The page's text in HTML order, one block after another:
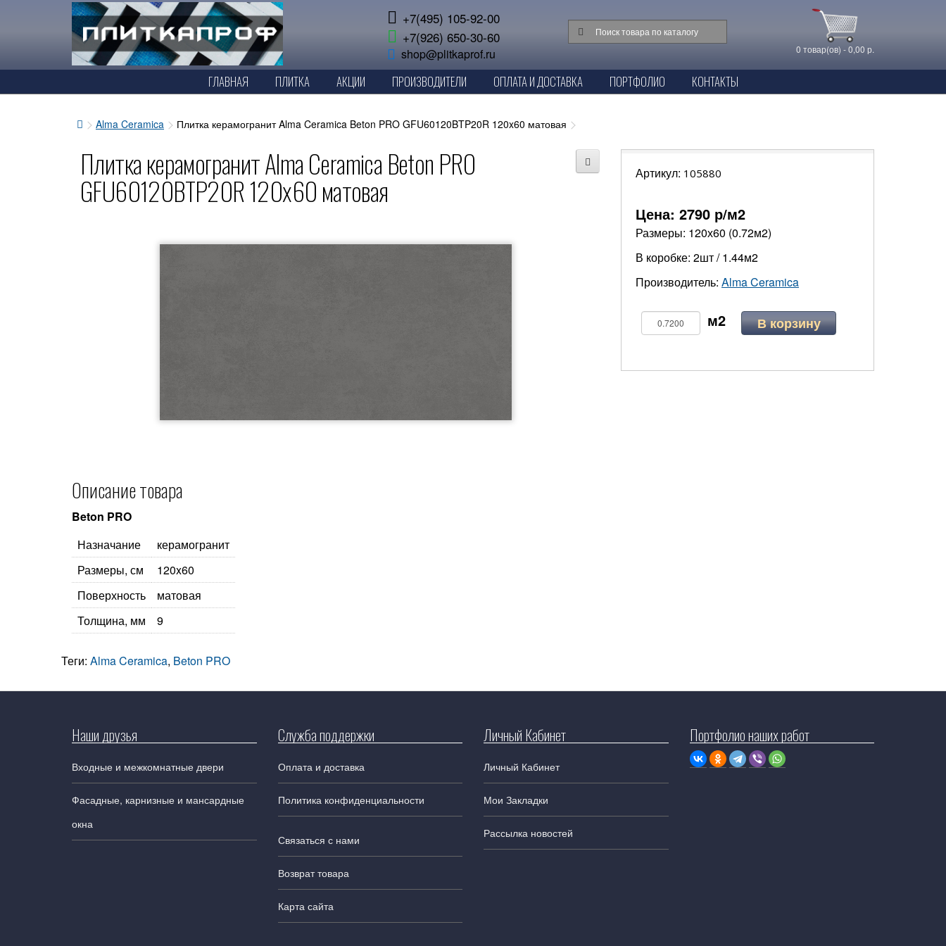
+7(495) 105-92-00
+7(926) 650-30-60
shop@plitkaprof.ru 0 товар(ов) - 0,00 р.
ГЛАВНАЯ ПЛИТКА АКЦИИ ПРОИЗВОДИТЕЛИ ОПЛАТА И ДОСТАВКА ПОРТФОЛИО КОНТАКТЫ
Alma Ceramica Плитка керамогранит Alma Ceramica Beton PRO GFU60120BTP20R 120x60 матовая
Плитка керамогранит Alma Ceramica Beton PRO
GFU60120BTP20R 120x60 матовая
Описание товара
Beton PRO
Назначание
керамогранит
Размеры, см
120x60
Поверхность
матовая
Толщина, мм
9
Артикул: 105880
Цена: 2790 р/м2
Размеры: 120х60 (0.72м2)
В коробке: 2шт / 1.44м2
Производитель: Alma Ceramica
В корзину
Теги: Alma Ceramica, Beton PRO
Наши друзья
Входные и межкомнатные двери
Фасадные, карнизные и мансардные
окна
Служба поддержки
Оплата и доставка
Политика конфиденциальности
Связаться с нами
Возврат товара
Карта сайта
Личный Кабинет
Личный Кабинет
Мои Закладки
Рассылка новостей
Портфолио наших работ